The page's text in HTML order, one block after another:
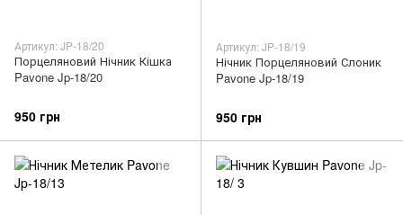
Артикул: JP-18/20
Порцеляновий Нічник Кішка
Pavone Jp-18/20
950 грн
Артикул: JP-18/19
Нічник Порцеляновий Слоник
Pavone Jp-18/19
950 грн